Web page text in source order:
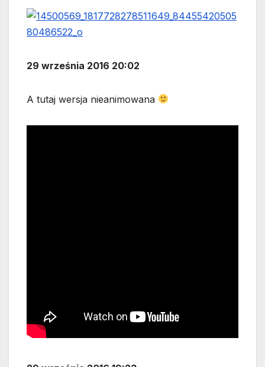
29 września 2016 20:02
A tutaj wersja nieanimowana